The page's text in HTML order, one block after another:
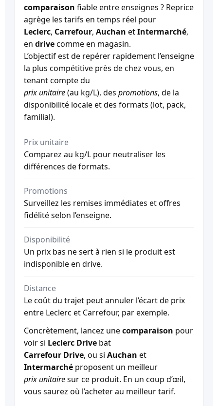
comparaison fiable entre enseignes ? Reprice
agrège les tarifs en temps réel pour
Leclerc, Carrefour, Auchan etIntermarché,
en drivecomme en magasin.
L’objectif est de repérer rapidement l’enseigne
la plus compétitive près de chez vous, en
tenant compte du
prix unitaire(au kg/L), des promotions, de la
disponibilité locale et des formats (lot, pack,
familial).
Prix unitaire
Comparez au kg/L pour neutraliser les
différences de formats.
Promotions
Surveillez les remises immédiates et offres
fidélité selon l’enseigne.
Disponibilité
Un prix bas ne sert à rien si le produit est
indisponible en drive.
Distance
Le coût du trajet peut annuler l’écart de prix
entre Leclerc et Carrefour, par exemple.
Concrètement, lancez unecomparaison pour
voir si Leclerc Drive bat
Carrefour Drive, ou si Auchan et
Intermarché proposent un meilleur
prix unitairesur ce produit. En un coup d’œil,
vous saurez où l’acheter au meilleur tarif.